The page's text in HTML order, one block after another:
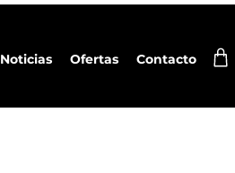
Noticias Ofertas Contacto